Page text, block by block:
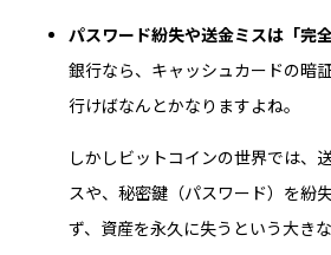
パスワード紛失や送金ミスは「完
銀行なら、キャッシュカードの暗
行けばなんとかなりますよね。
しかしビットコインの世界では、
スや、秘密鍵（パスワード）を紛
ず、資産を永久に失うという大き